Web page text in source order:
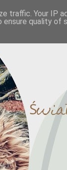
traffic. Your IP
quality of